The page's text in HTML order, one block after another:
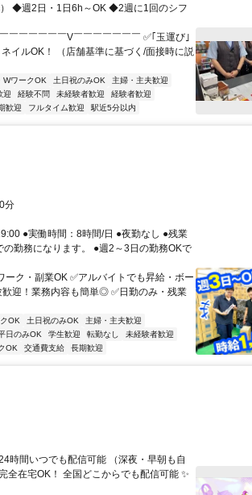
◆週2日・1日6h～OK ◆2週に1回のシフ
￣￣￣￣￣￣V￣￣￣￣￣￣￣ ✅｢玉運び｣
イルOK！ （店舗基準に基づく/面接時に説
WワークOK 土日祝のみOK
主婦・主夫歓迎
迎 経験不問 未経験者歓迎
経験者歓迎
歓迎 フルタイム歓迎 駅近5分以内
分
●実働時間：8時間/日 ●夜勤なし ●残業
勤務になります。 ●週2～3日の勤務OKで
ーク・副業OK ✅アルバイトでも昇給・ボー
迎！業務内容も簡単◎ ✅日勤のみ・残業
OK 土日祝のみOK
主婦・主夫歓迎
日のみOK 学生歓迎 転勤なし
未経験者歓迎
OK 交通費支給 長期歓迎
時間いつでも配信可能 （深夜・早朝も自
全在宅OK！ 全国どこからでも配信可能 ✨